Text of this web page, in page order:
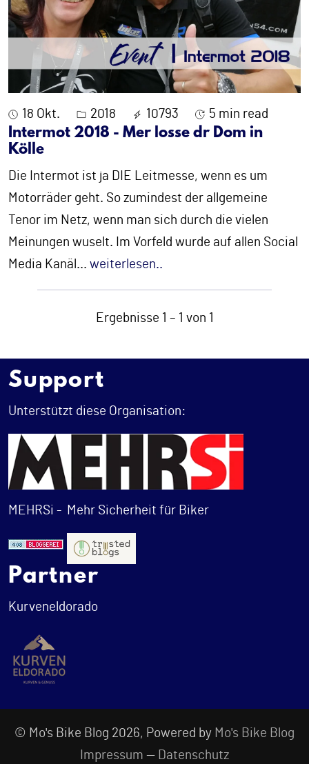
18 Okt. 2018 10793 5 min read
Intermot 2018 - Mer losse dr Dom in
Kölle
Die Intermot ist ja DIE Leitmesse, wenn es um
Motorräder geht. So zumindest der allgemeine
Tenor im Netz, wenn man sich durch die vielen
Meinungen wuselt. Im Vorfeld wurde auf allen Social
Media Kanäl ... weiterlesen..
Ergebnisse 1 – 1 von 1
Support
Unterstützt diese Organisation:
MEHRSi - Mehr Sicherheit für Biker
Partner
Kurveneldorado
© Mo's Bike Blog 2026, Powered by Mo's Bike Blog
Impressum — Datenschutz